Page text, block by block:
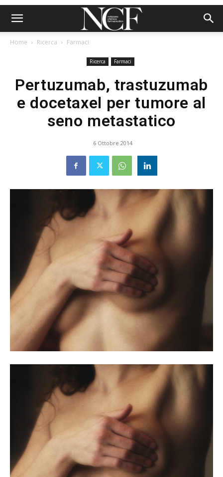
Home Ricerca Farmaci
Ricerca Farmaci
Pertuzumab, trastuzumab
e docetaxel per tumore al
seno metastatico
6 Ottobre 2014